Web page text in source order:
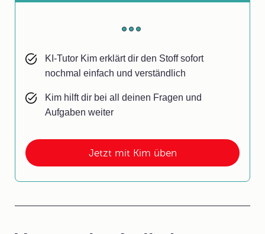
Jetzt mit Kim üben
KI-Tutor Kim erklärt dir den Stoff sofort
nochmal einfach und verständlich
Kim hilft dir bei all deinen Fragen und
Aufgaben weiter